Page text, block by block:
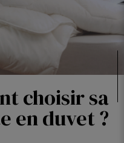
choisir sa
en duvet ?